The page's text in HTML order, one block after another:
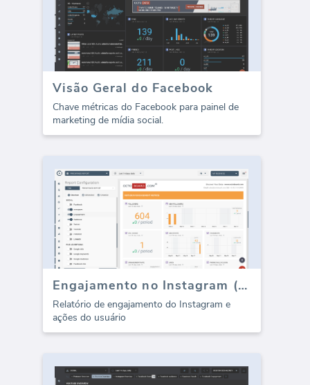
Visão Geral do Facebook
Chave métricas do Facebook para painel de
marketing de mídia social.
Engajamento no Instagram (Relatório)
Relatório de engajamento do Instagram e
ações do usuário